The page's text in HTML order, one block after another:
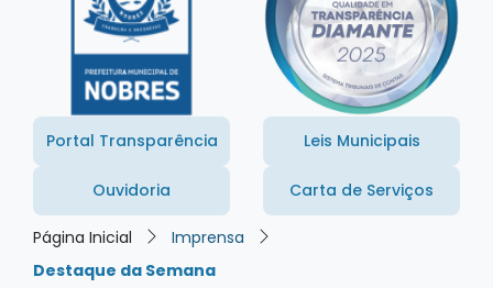
Portal Transparência Leis Municipais
Ouvidoria Carta de Serviços
Página Inicial
Imprensa
Destaque da Semana